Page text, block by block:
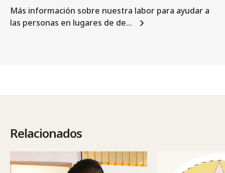
Más información sobre nuestra labor para ayudar a
las personas en lugares de de…
Relacionados